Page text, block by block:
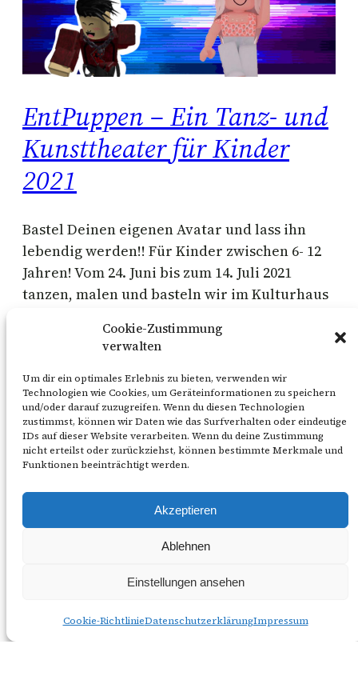
Cookie-Zustimmung
verwalten
Um dir ein optimales Erlebnis zu bieten, verwenden wir
Technologien wie Cookies, um Geräteinformationen zu speichern
und/oder darauf zuzugreifen. Wenn du diesen Technologien
zustimmst, können wir Daten wie das Surfverhalten oder eindeutige
IDs auf dieser Website verarbeiten. Wenn du deine Zustimmung
nicht erteilst oder zurückziehst, können bestimmte Merkmale und
Funktionen beeinträchtigt werden.
Akzeptieren
Ablehnen
Einstellungen ansehen
Cookie-RichtlinieDatenschutzerklärungImpressum
EntPuppen – Ein Tanz- und
Kunsttheater für Kinder
2021
Bastel Deinen eigenen Avatar und lass ihn
lebendig werden!! Für Kinder zwischen 6- 12
Jahren! Vom 24. Juni bis zum 14. Juli 2021
tanzen, malen und basteln wir im Kulturhaus
unsere Avatars, die wir als Stabfiguren in
Doch ist es den Figuren zu begrenzt und wie
wir…
27. Mai 2021
Tanzcompagnie Süderelbe